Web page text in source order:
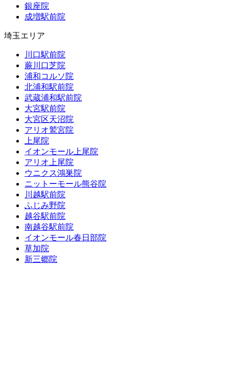
銀座院
成増駅前院
埼玉エリア
川口駅前院
蕨川口芝院
浦和コルソ院
北浦和駅前院
武蔵浦和駅前院
大宮駅前院
大宮区天沼院
アリオ鷲宮院
上尾院
イオンモール上尾院
アリオ上尾院
ウニクス鴻巣院
ニットーモール熊谷院
川越駅前院
ふじみ野院
越谷駅前院
南越谷駅前院
イオンモール春日部院
草加院
新三郷院